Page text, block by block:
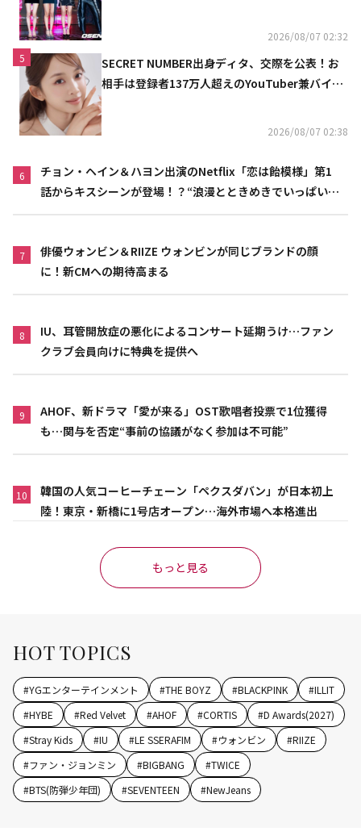
2026/08/07 02:32
5
SECRET NUMBER出身ディタ、交際を公表！お
相手は登録者137万人超えのYouTuber兼バイオ
2026/08/07 02:38
6
チョン・ヘイン＆ハヨン出演のNetflix「恋は飴模様」第1
話からキスシーンが登場！？“浪漫とときめきでいっぱいの
7
俳優ウォンビン＆RIIZE ウォンビンが同じブランドの顔
に！新CMへの期待高まる
8
IU、耳管開放症の悪化によるコンサート延期うけ…ファン
クラブ会員向けに特典を提供へ
9
AHOF、新ドラマ「愛が来る」OST歌唱者投票で1位獲得
も…関与を否定“事前の協議がなく参加は不可能”
10
韓国の人気コーヒーチェーン「ペクスダバン」が日本初上
陸！東京・新橋に1号店オープン…海外市場へ本格進出
もっと見る
HOT TOPICS
#YGエンターテインメント #THE BOYZ #BLACKPINK #ILLIT
#HYBE #Red Velvet #AHOF #CORTIS #D Awards(2027)
#Stray Kids #IU #LE SSERAFIM #ウォンビン #RIIZE
#ファン・ジョンミン #BIGBANG #TWICE
#BTS(防弾少年団) #SEVENTEEN #NewJeans